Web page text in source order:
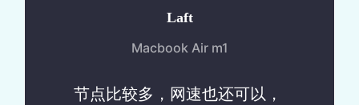
Laft
Macbook Air m1
节点比较多，网速也还可以，